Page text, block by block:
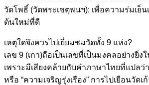
วัดโพธิ์ (วัดพระเชตุพนฯ): เพื่อความร่มเย็น
ต้นใหม่ที่ดี
เหตุใดจึงควรไปเยี่ยมชมวัดทั้ง 9 แห่ง?
เลข 9 (เกา)ถือเป็นเลขที่เป็นมงคลอย่างยิ่
เพราะมีเสียงคล้ายกับคำภาษาไทยที่แปลว่
หรือ “ความเจริญรุ่งเรือง” การไปเยือนวัดเ